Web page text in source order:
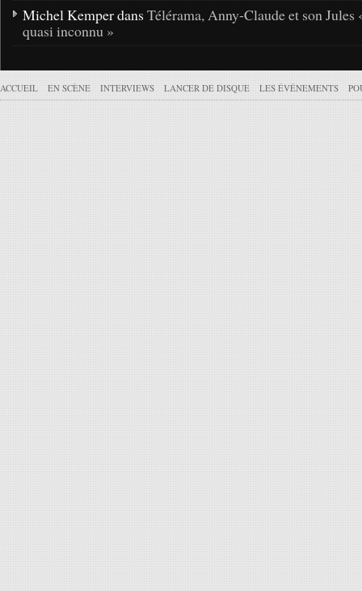
Michel Kemper dans Télérama, Anny-Claude et son Jules
quasi inconnu »
ACCUEIL EN SCÈNE INTERVIEWS LANCER DE DISQUE LES ÉVÉNEMENTS